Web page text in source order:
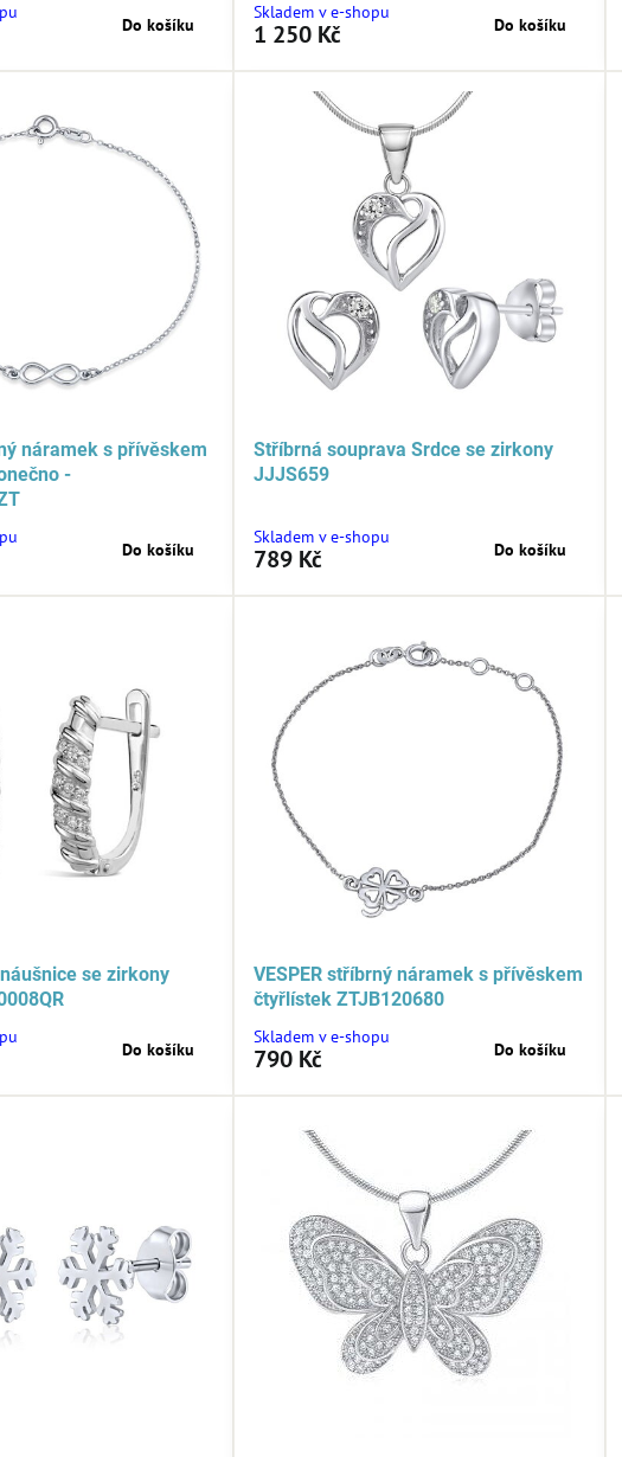
Do košíku
Skladem v e-shopu
1 250 Kč Do košíku
náramek s přívěskem
-
Do košíku
Stříbrná souprava Srdce se zirkony
JJJS659
Skladem v e-shopu
789 Kč Do košíku
se zirkony
Do košíku
VESPER stříbrný náramek s přívěskem
čtyřlístek ZTJB120680
Skladem v e-shopu
790 Kč Do košíku